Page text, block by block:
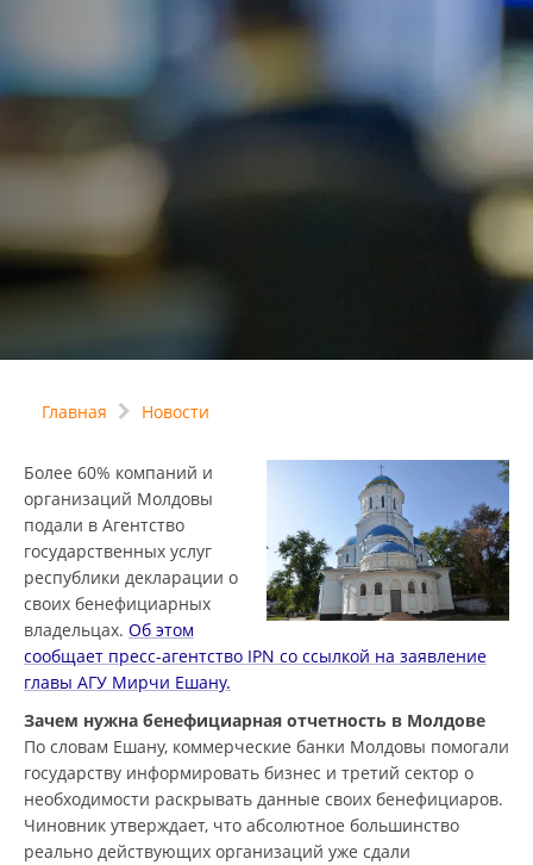
Главная Новости
Более 60% компаний и
организаций Молдовы
подали в Агентство
государственных услуг
республики декларации о
своих бенефициарных
владельцах. Об этом
сообщает пресс-агентство IPN со ссылкой на заявление
главы АГУ Мирчи Ешану.
Зачем нужна бенефициарная отчетность в Молдове
По словам Ешану, коммерческие банки Молдовы помогали
государству информировать бизнес и третий сектор о
необходимости раскрывать данные своих бенефициаров.
Чиновник утверждает, что абсолютное большинство
реально действующих организаций уже сдали